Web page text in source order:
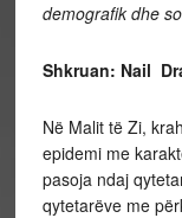
demografik dhe
Shkruan: Nail
Në Malit të Zi,
epidemi me
pasoja ndaj
qytetarëve me